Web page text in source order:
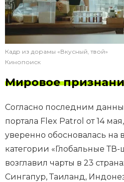
Кадр из дорамы «Вкусный, твой»
Кинопоиск
Мировое
Согласно последним
портала Flex Patrol от 14
уверенно обосновалась на
категории «Глобальные
возглавил чарты в 23
Сингапур, Таиланд,